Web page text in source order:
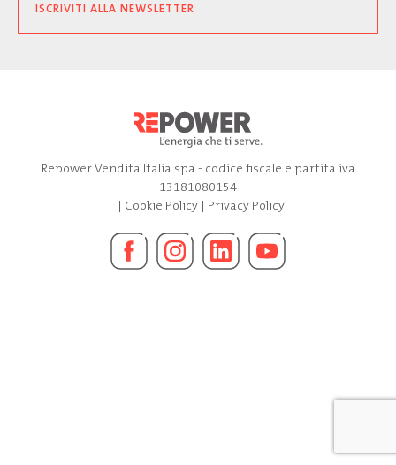
ISCRIVITI ALLA NEWSLETTER
Repower Vendita Italia spa - codice fiscale e partita iva
13181080154
| Cookie Policy| Privacy Policy